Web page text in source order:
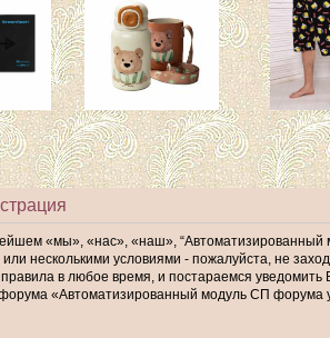
«мы», «нас», «наш»,
несколькими условиями - пожалуйста, не
в любое время, и постараемся уведомить
форума «Автоматизированный модуль СП